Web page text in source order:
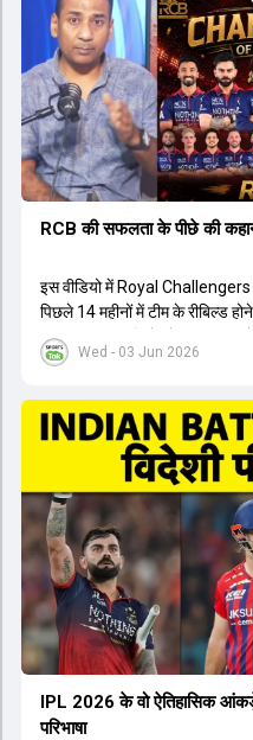
ने कहा कि टूर्नामेंट जीतने वाली
युवा खिलाड़ी का प्रदर्शन रहा है,
थी। शानदार प्रदर्शन के बाद इस युवा
त्रिकोणीय सीरीज के लिए इंडिया ए
Wed - 03 Jun 2026
RCB की सफलता के पीछे की
इस वीडियो में Royal
पिछले 14 महीनों में टीम के रीबिल्ड
अपनी पुरानी गलतियों को स्वीकार
मैनेजमेंट में Mo Bobat, Andy
के तहत Bhuvneshwar Kumar,
जैसे भारतीय खिलाड़ियों को टीम में
किया। इसके अलावा, Virat Kohli की
अब टीम के युवा खिलाड़ियों के साथ
Patidar के नेतृत्व में टीम का
मैनेजमेंट तक, सभी एक ही पेज पर रहते
होता। यही कारण है कि RCB ने
IPL 2026 के वो ऐतिहासिक
परिभाषा